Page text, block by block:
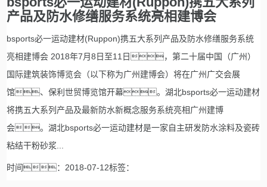
产品及防水修缮服务系统亮相建博会
bsports必一运动建材(Ruppon)携五大系列产品及防水修缮服务系统
亮相建博会 2018年7月8日至11日，第二十届中国（广州）
国际建筑装饰博览会（以下称为广州建博会）将在广州广交会展
馆、保利世贸博览馆开幕。湖北bsports必一运动建材
将携五大系列产品及最新防水新概念服务系统亮相广州建博
会。湖北bsports必一运动建材是一家自主研发防水涂料及瓷砖
粘结干粉砂浆...
时间：2018-07-12标签：